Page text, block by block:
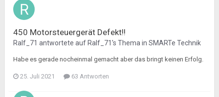
450 Motorsteuergerät Defekt!!
Ralf_71 antwortete auf Ralf_71's Thema in SMARTe Technik
Habe es gerade nocheinmal gemacht aber das bringt keinen Erfolg.
25. Juli 2021 63 Antworten